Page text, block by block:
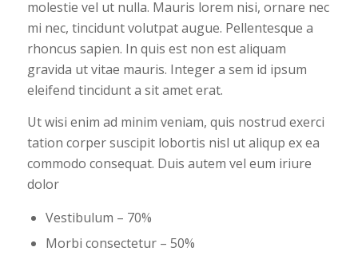
molestie vel ut nulla. Mauris lorem nisi, ornare nec
mi nec, tincidunt volutpat augue. Pellentesque a
rhoncus sapien. In quis est non est aliquam
gravida ut vitae mauris. Integer a sem id ipsum
eleifend tincidunt a sit amet erat.
Ut wisi enim ad minim veniam, quis nostrud exerci
tation corper suscipit lobortis nisl ut aliqup ex ea
commodo consequat. Duis autem vel eum iriure
dolor
Vestibulum – 70%
Morbi consectetur – 50%